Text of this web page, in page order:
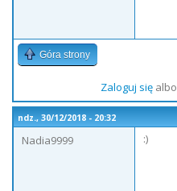
Góra strony
Zaloguj sięalbo
ndz., 30/12/2018 - 20:32
Nadia9999
:)